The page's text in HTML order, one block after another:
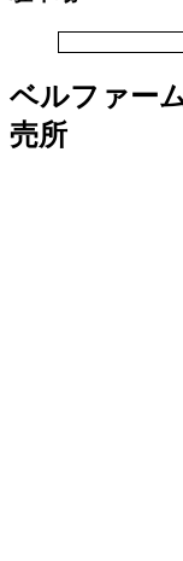
ベルファー
売所